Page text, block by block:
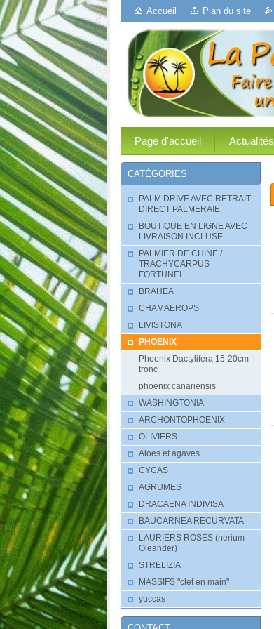
Accueil Plan du site
Page d'accueil Actualités
CATÉGORIES
PALM DRIVE AVEC RETRAIT
DIRECT PALMERAIE
BOUTIQUE EN LIGNE AVEC
LIVRAISON INCLUSE
PALMIER DE CHINE /
TRACHYCARPUS
FORTUNEI
BRAHEA
CHAMAEROPS
LIVISTONA
PHOENIX
Phoenix Dactylifera 15-20cm
tronc
phoenix canariensis
WASHINGTONIA
ARCHONTOPHOENIX
OLIVIERS
Aloes et agaves
CYCAS
AGRUMES
DRACAENA INDIVISA
BAUCARNEA RECURVATA
LAURIERS ROSES (nerium
Oleander)
STRELIZIA
MASSIFS "clef en main"
yuccas